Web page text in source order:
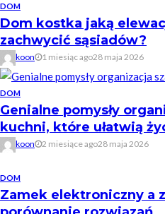
DOM
Dom kostka jaką
zachwycić sąsiadów?
koon 1 miesiąc ago28 maja 2026
DOM
Genialne pomysły
kuchni, które ułatwią
koon 2 miesiące ago28 maja 2026
DOM
Zamek elektroniczny a